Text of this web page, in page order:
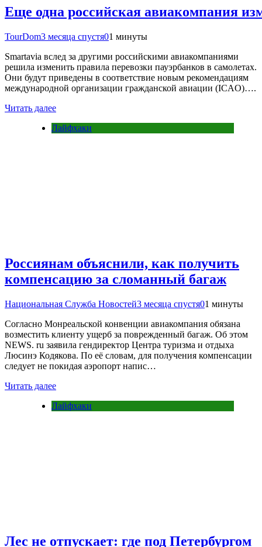
Еще одна российская авиакомпания
TourDom3 месяца спустя01 минуты
Smartavia вслед за другими российскими авиакомпаниями
решила изменить правила перевозки пауэрбанков в самолетах.
Они будут приведены в соответствие новым рекомендациям
международной организации гражданской авиации (ICAO)….
Читать далее
Лайфхаки
Россиянам объяснили, как получить
компенсацию за сломанный багаж
Национальная Служба Новостей3 месяца спустя01 минуты
Согласно Монреальской конвенции авиакомпания обязана
возместить клиенту ущерб за поврежденный багаж. Об этом
NEWS. ru заявила гендиректор Центра туризма и отдыха
Люсинэ Кодякова. По её словам, для получения компенсации
следует не покидая аэропорт напис…
Читать далее
Лайфхаки
Лес не отпускает: где под Петербургом